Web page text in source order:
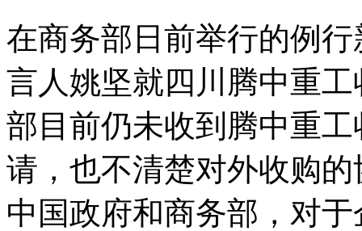
在商务部日前举行的例
言人姚坚就四川腾中重
部目前仍未收到腾中重
请，也不清楚对外收购
中国政府和商务部，对